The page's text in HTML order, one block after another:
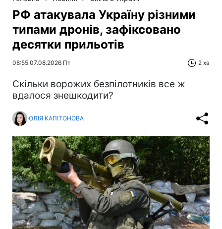
РФ атакувала Україну різними
типами дронів, зафіксовано
десятки прильотів
08:55 07.08.2026 Пт 2 хв
Скільки ворожих безпілотників все ж
вдалося знешкодити?
ЮЛІЯ КАПІТОНОВА